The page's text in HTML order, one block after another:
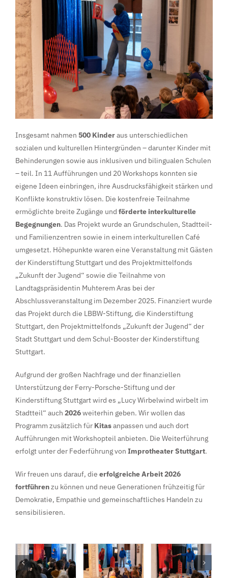
Insgesamt nahmen 500 Kinderaus unterschiedlichen
sozialen und kulturellen Hintergründen – darunter Kinder mit
Behinderungen sowie aus inklusiven und bilingualen Schulen
– teil. In 11 Aufführungen und 20 Workshops konnten sie
eigene Ideen einbringen, ihre Ausdrucksfähigkeit stärken und
Konflikte konstruktiv lösen. Die kostenfreie Teilnahme
ermöglichte breite Zugänge und förderte interkulturelle
Begegnungen. Das Projekt wurde an Grundschulen, Stadtteil-
und Familienzentren sowie in einem interkulturellen Café
umgesetzt. Höhepunkte waren eine Veranstaltung mit Gästen
der Kinderstiftung Stuttgart und des Projektmittelfonds
„Zukunft der Jugend“ sowie die Teilnahme von
Landtagspräsidentin Muhterem Aras bei der
Abschlussveranstaltung im Dezember 2025. Finanziert wurde
das Projekt durch die LBBW-Stiftung, die Kinderstiftung
Stuttgart, den Projektmittelfonds „Zukunft der Jugend“ der
Stadt Stuttgart und dem Schul-Booster der Kinderstiftung
Stuttgart.
Aufgrund der großen Nachfrage und der finanziellen
Unterstützung der Ferry-Porsche-Stiftung und der
Kinderstiftung Stuttgart wird es „Lucy Wirbelwind wirbelt im
Stadtteil“ auch 2026weiterhin geben. Wir wollen das
Programm zusätzlich für Kitasanpassen und auch dort
Aufführungen mit Workshopteil anbieten. Die Weiterführung
erfolgt unter der Federführung von Improtheater Stuttgart.
Wir freuen uns darauf, die erfolgreiche Arbeit 2026
fortführenzu können und neue Generationen frühzeitig für
Demokratie, Empathie und gemeinschaftliches Handeln zu
sensibilisieren.